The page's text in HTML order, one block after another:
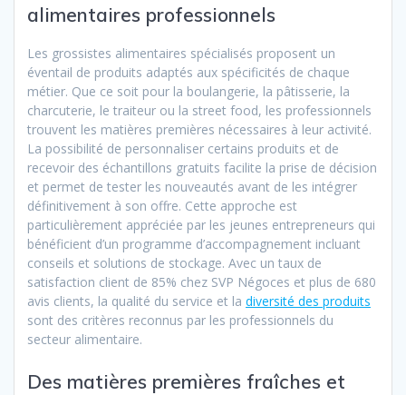
alimentaires professionnels
Les grossistes alimentaires spécialisés proposent un
éventail de produits adaptés aux spécificités de chaque
métier. Que ce soit pour la boulangerie, la pâtisserie, la
charcuterie, le traiteur ou la street food, les professionnels
trouvent les matières premières nécessaires à leur activité.
La possibilité de personnaliser certains produits et de
recevoir des échantillons gratuits facilite la prise de décision
et permet de tester les nouveautés avant de les intégrer
définitivement à son offre. Cette approche est
particulièrement appréciée par les jeunes entrepreneurs qui
bénéficient d’un programme d’accompagnement incluant
conseils et solutions de stockage. Avec un taux de
satisfaction client de 85% chez SVP Négoces et plus de 680
avis clients, la qualité du service et la diversité des produits
sont des critères reconnus par les professionnels du
secteur alimentaire.
Des matières premières fraîches et